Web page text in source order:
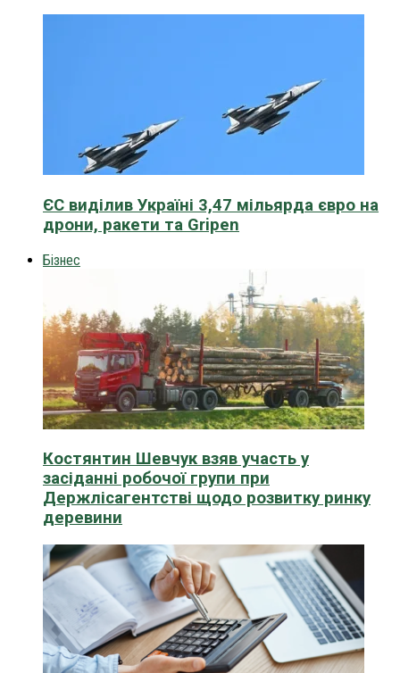
ЄС виділив Україні 3,47 мільярда євро на
дрони, ракети та Gripen
Бізнес
Костянтин Шевчук взяв участь у
засіданні робочої групи при
Держлісагентстві щодо розвитку ринку
деревини